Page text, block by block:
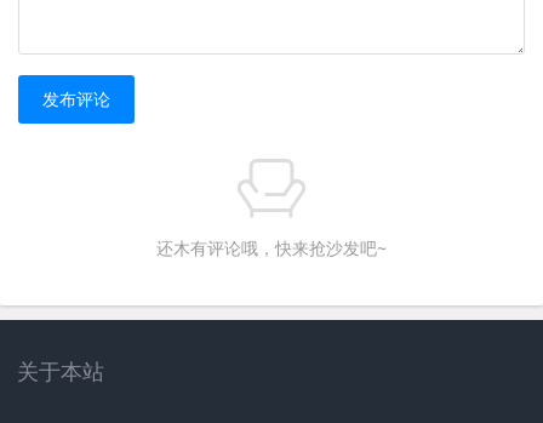
发布评论
还木有评论哦，快来抢沙发吧~
关于本站